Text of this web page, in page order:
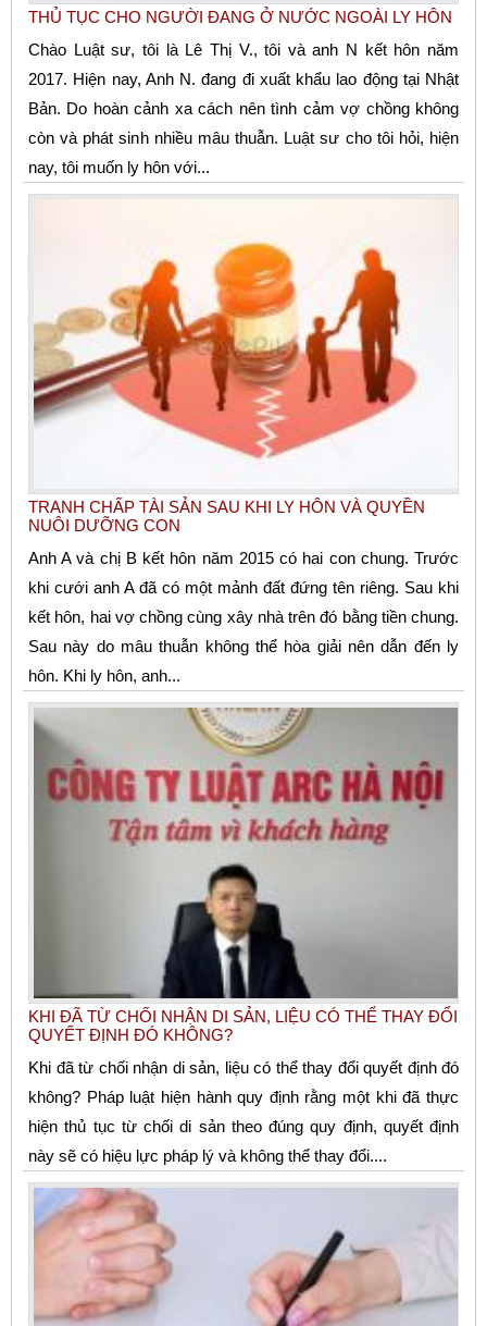
THỦ TỤC CHO NGƯỜI ĐANG Ở NƯỚC NGOÀI LY HÔN
Chào Luật sư, tôi là Lê Thị V., tôi và anh N kết hôn năm
2017. Hiện nay, Anh N. đang đi xuất khẩu lao động tại Nhật
Bản. Do hoàn cảnh xa cách nên tình cảm vợ chồng không
còn và phát sinh nhiều mâu thuẫn. Luật sư cho tôi hỏi, hiện
nay, tôi muốn ly hôn với...
TRANH CHẤP TÀI SẢN SAU KHI LY HÔN VÀ QUYỀN
NUÔI DƯỠNG CON
Anh A và chị B kết hôn năm 2015 có hai con chung. Trước
khi cưới anh A đã có một mảnh đất đứng tên riêng. Sau khi
kết hôn, hai vợ chồng cùng xây nhà trên đó bằng tiền chung.
Sau này do mâu thuẫn không thể hòa giải nên dẫn đến ly
hôn. Khi ly hôn, anh...
KHI ĐÃ TỪ CHỐI NHẬN DI SẢN, LIỆU CÓ THỂ THAY ĐỔI
QUYẾT ĐỊNH ĐÓ KHÔNG?
Khi đã từ chối nhận di sản, liệu có thể thay đổi quyết định đó
không? Pháp luật hiện hành quy định rằng một khi đã thực
hiện thủ tục từ chối di sản theo đúng quy định, quyết định
này sẽ có hiệu lực pháp lý và không thể thay đổi....